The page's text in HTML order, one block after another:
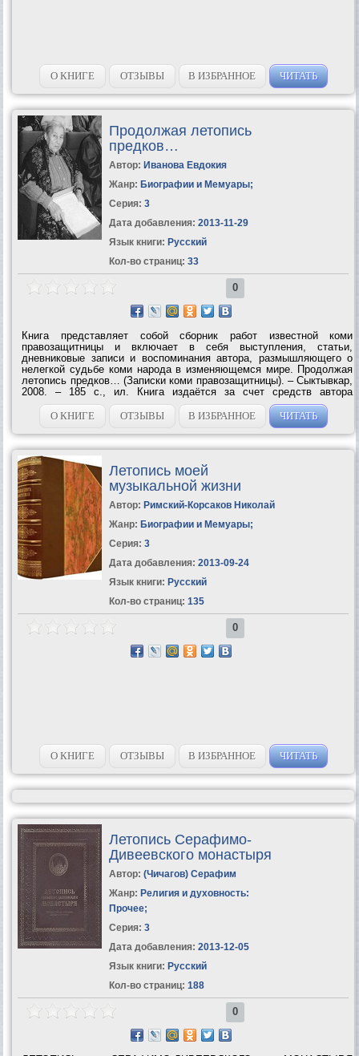
О КНИГЕ ОТЗЫВЫ В ИЗБРАННОЕ ЧИТАТЬ
Продолжая летопись
предков…
Автор: Иванова Евдокия
Жанр: Биографии и Мемуары;
Серия: 3
Дата добавления: 2013-11-29
Язык книги: Русский
Кол-во страниц: 33
0
Книга представляет собой сборник работ известной коми
правозащитницы и включает в себя выступления, статьи,
дневниковые записи и воспоминания автора, размышляющего о
нелегкой судьбе коми народа в изменяющемся мире. Продолжая
летопись предков… (Записки коми правозащитницы). – Сыктывкар,
2008. – 185 с., ил. Книга издаётся за счет средств автора
Отпечатано в ООО «Типография «Полиграф-сервис». г.
Сыктывкар, ул. Ленина, 4. © Иванова...
О КНИГЕ ОТЗЫВЫ В ИЗБРАННОЕ ЧИТАТЬ
Летопись моей
музыкальной жизни
Автор: Римский-Корсаков Николай
Жанр: Биографии и Мемуары;
Серия: 3
Дата добавления: 2013-09-24
Язык книги: Русский
Кол-во страниц: 135
0
О КНИГЕ ОТЗЫВЫ В ИЗБРАННОЕ ЧИТАТЬ
Летопись Серафимо-
Дивеевского монастыря
Автор: (Чичагов) Серафим
Жанр: Религия и духовность:
Прочее;
Серия: 3
Дата добавления: 2013-12-05
Язык книги: Русский
Кол-во страниц: 188
0